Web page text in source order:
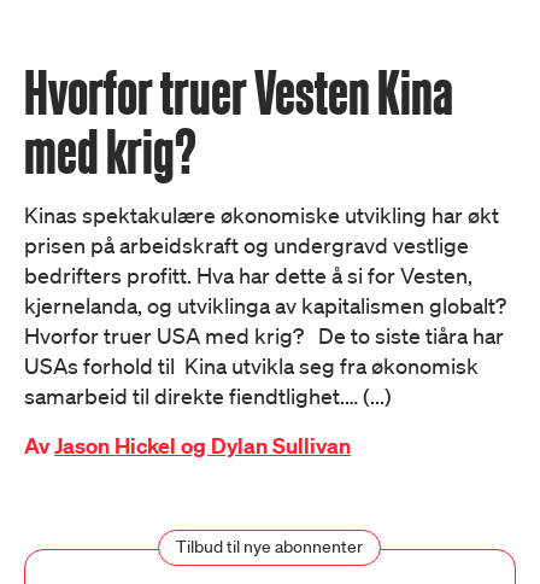
Hvorfor truer Vesten Kina
med krig?
Kinas spektakulære økonomiske utvikling har økt
prisen på arbeidskraft og undergravd vestlige
bedrifters profitt. Hva har dette å si for Vesten,
kjernelanda, og utviklinga av kapitalismen globalt?
Hvorfor truer USA med krig? De to siste tiåra har
USAs forhold til Kina utvikla seg fra økonomisk
samarbeid til direkte fiendtlighet.… (...)
AvJason Hickel og Dylan Sullivan
Tilbud til nye abonnenter